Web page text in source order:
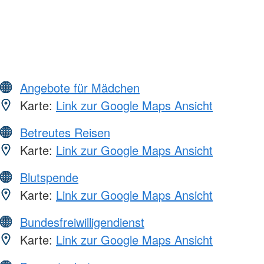
Angebote für Mädchen
Karte: Link zur Google Maps Ansicht
Betreutes Reisen
Karte: Link zur Google Maps Ansicht
Blutspende
Karte: Link zur Google Maps Ansicht
Bundesfreiwilligendienst
Karte: Link zur Google Maps Ansicht